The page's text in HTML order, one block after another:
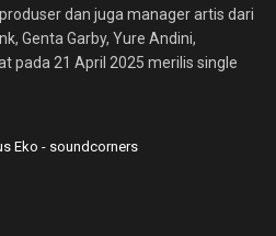
dan juga manager artis dari
Genta Garby, Yure Andini,
pada 21 April 2025 merilis single